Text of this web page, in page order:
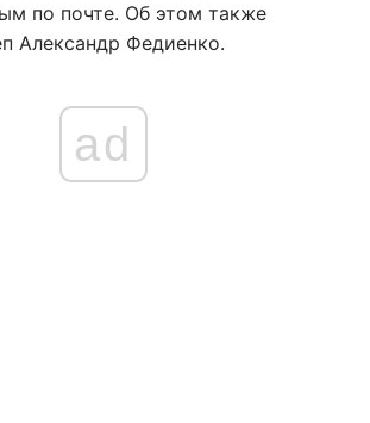
по почте. Об этом также
Александр Федиенко.
ad